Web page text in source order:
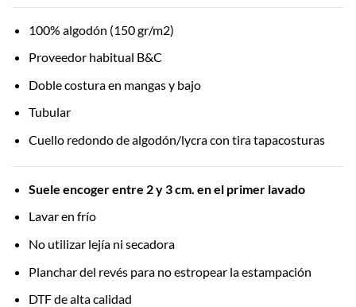
100% algodón (150 gr/m2)
Proveedor habitual B&C
Doble costura en mangas y bajo
Tubular
Cuello redondo de algodón/lycra con tira tapacosturas
Suele encoger entre 2 y 3 cm. en el primer lavado
Lavar en frío
No utilizar lejía ni secadora
Planchar del revés para no estropear la estampación
DTF de alta calidad